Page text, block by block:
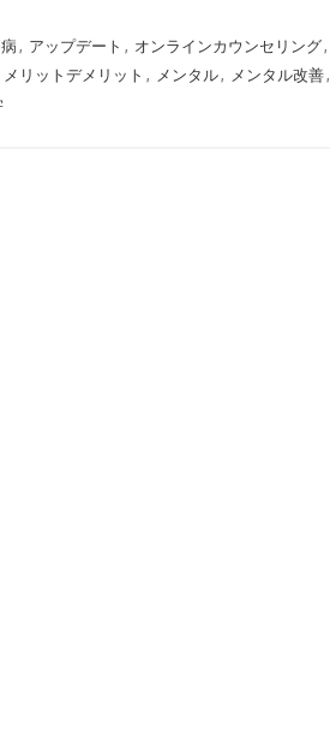
, アップデート , オンラインカウンセリング,
メリットデメリット , メンタル, メンタル改善,